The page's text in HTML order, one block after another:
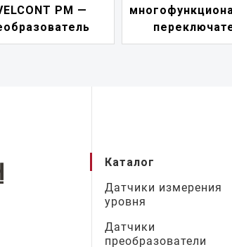
NIVELCONT
барьер
Каталог
Датчики измерения
уровня
Датчики
преобразователи